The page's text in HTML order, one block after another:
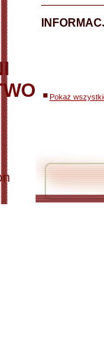
Pokaż